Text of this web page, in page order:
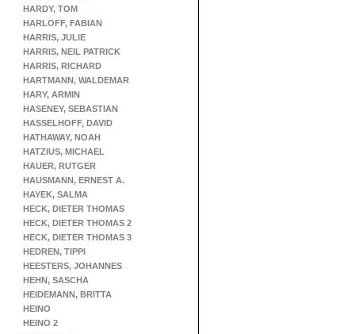
HARDY, TOM
HARLOFF, FABIAN
HARRIS, JULIE
HARRIS, NEIL PATRICK
HARRIS, RICHARD
HARTMANN, WALDEMAR
HARY, ARMIN
HASENEY, SEBASTIAN
HASSELHOFF, DAVID
HATHAWAY, NOAH
HATZIUS, MICHAEL
HAUER, RUTGER
HAUSMANN, ERNEST A.
HAYEK, SALMA
HECK, DIETER THOMAS
HECK, DIETER THOMAS 2
HECK, DIETER THOMAS 3
HEDREN, TIPPI
HEESTERS, JOHANNES
HEHN, SASCHA
HEIDEMANN, BRITTA
HEINO
HEINO 2